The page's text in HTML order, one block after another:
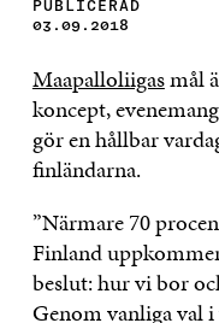
PUBLICERAD
03.09.2018
Maapalloliigasmål
koncept,
gör en hållbar
finländarna.
”Närmare 70
Finland
beslut: hur vi bor
Genom vanliga val